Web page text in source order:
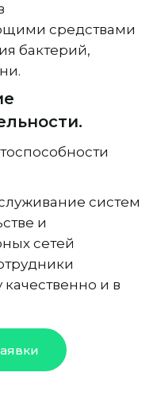
средствами
бактерий,
систем
и
сетей
и в